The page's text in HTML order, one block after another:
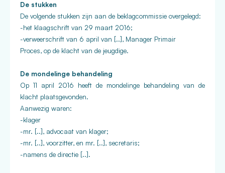
De stukken
De volgende stukken zijn aan de beklagcommissie overgelegd:
-het klaagschrift van 29 maart 2016;
-verweerschrift van 6 april van [..], Manager Primair
Proces, op de klacht van de jeugdige.
De mondelinge behandeling
Op 11 april 2016 heeft de mondelinge behandeling van de
klacht plaatsgevonden.
Aanwezig waren:
-klager
-mr. [..], advocaat van klager;
-mr. [..], voorzitter, en mr. [..], secretaris;
-namens de directie [..].